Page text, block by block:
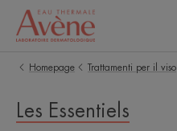
Homepage Trattamenti per il viso
Les Essentiels